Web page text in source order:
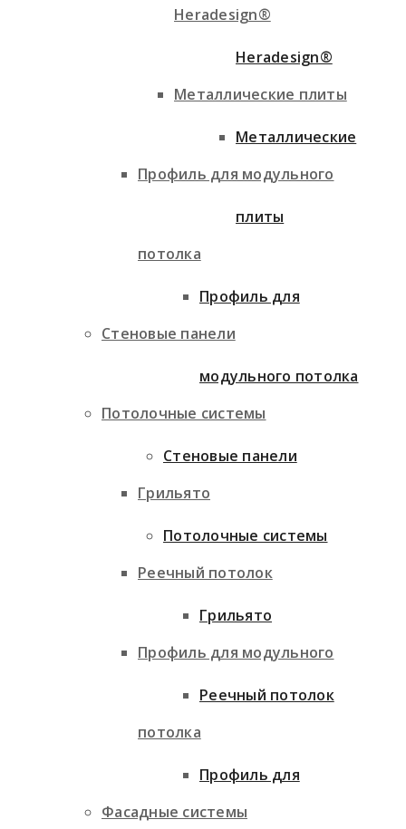
Heradesign®
Металлические плиты
Профиль для модульного
потолка
Стеновые панели
Потолочные системы
Грильято
Реечный потолок
Профиль для модульного
потолка
Фасадные системы
Heradesign®
Металлические
плиты
Профиль для
модульного потолка
Стеновые панели
Потолочные системы
Грильято
Реечный потолок
Профиль для